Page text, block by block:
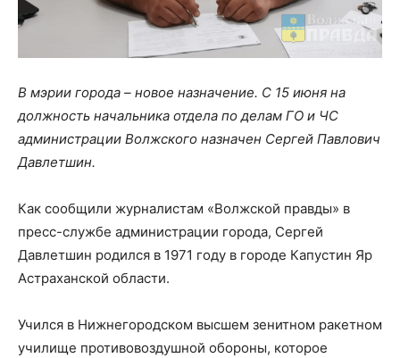
В мэрии города – новое назначение. С 15 июня на
должность начальника отдела по делам ГО и ЧС
администрации Волжского назначен Сергей Павлович
Давлетшин.
Как сообщили журналистам «Волжской правды» в
пресс-службе администрации города, Сергей
Давлетшин родился в 1971 году в городе Капустин Яр
Астраханской области.
Учился в Нижнегородском высшем зенитном ракетном
училище противовоздушной обороны, которое